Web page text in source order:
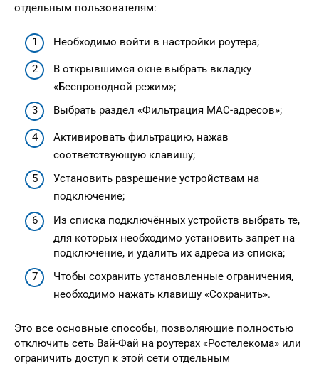
отдельным пользователям:
Необходимо войти в настройки роутера;
В открывшимся окне выбрать вкладку
«Беспроводной режим»;
Выбрать раздел «Фильтрация МАС-адресов»;
Активировать фильтрацию, нажав
соответствующую клавишу;
Установить разрешение устройствам на
подключение;
Из списка подключённых устройств выбрать те,
для которых необходимо установить запрет на
подключение, и удалить их адреса из списка;
Чтобы сохранить установленные ограничения,
необходимо нажать клавишу «Сохранить».
Это все основные способы, позволяющие полностью
отключить сеть Вай-Фай на роутерах «Ростелекома» или
ограничить доступ к этой сети отдельным